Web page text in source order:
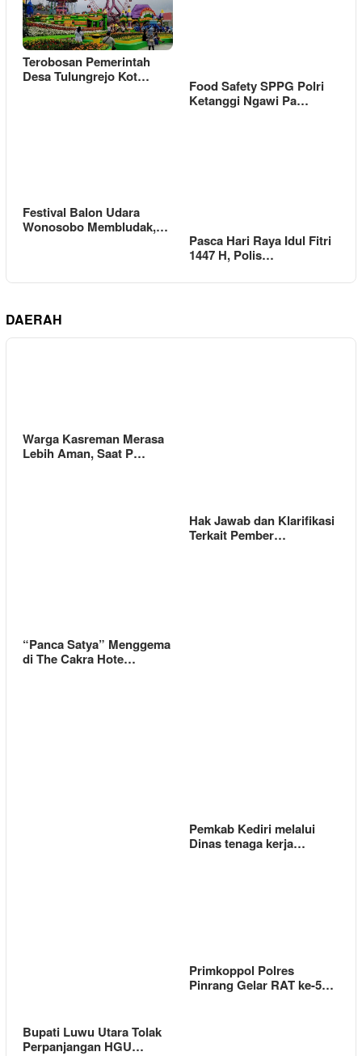
Terobosan Pemerintah
Desa Tulungrejo Kot…
Food Safety SPPG Polri
Ketanggi Ngawi Pa…
Festival Balon Udara
Wonosobo Membludak,…
Pasca Hari Raya Idul Fitri
1447 H, Polis…
DAERAH
Warga Kasreman Merasa
Lebih Aman, Saat P…
Hak Jawab dan Klarifikasi
Terkait Pember…
“Panca Satya” Menggema
di The Cakra Hote…
Pemkab Kediri melalui
Dinas tenaga kerja…
Bupati Luwu Utara Tolak
Perpanjangan HGU…
Primkoppol Polres
Pinrang Gelar RAT ke-5…